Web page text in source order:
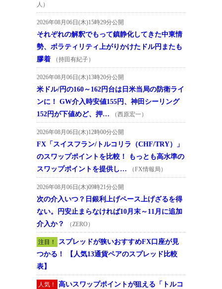
人）
2026年08月06日(木)15時29分公開
それぞれの解釈でもって鎮静化してきた中東情
勢、ボラティリティ上がりかけたドル円またも
膠着
（持田有紀子）
2026年08月06日(木)13時20分公開
米ドル/円の160～162円台は日米当局の防衛ライ
ンに！ GW介入時安値155円、神田シーリング
152円が下値めど、押…
（西原宏一）
2026年08月06日(木)12時00分公開
FX「スイスフラン/トルコリラ（CHF/TRY）」
のスワップポイントを比較！ もっとも高水準の
スワップポイントを提供し…
（FX情報局）
2026年08月06日(木)09時21分公開
次の介入いつ？日銀利上げペース上げざるを得
ない。円安止まらなければ10月末～11月に追加
介入か？
（ZERO）
注目！
スプレッドが狭いおすすめFX口座が見
つかる！ 【人気13通貨ペアのスプレッド比較
表】
人気！ 高いスワップポイントが狙える「トルコ